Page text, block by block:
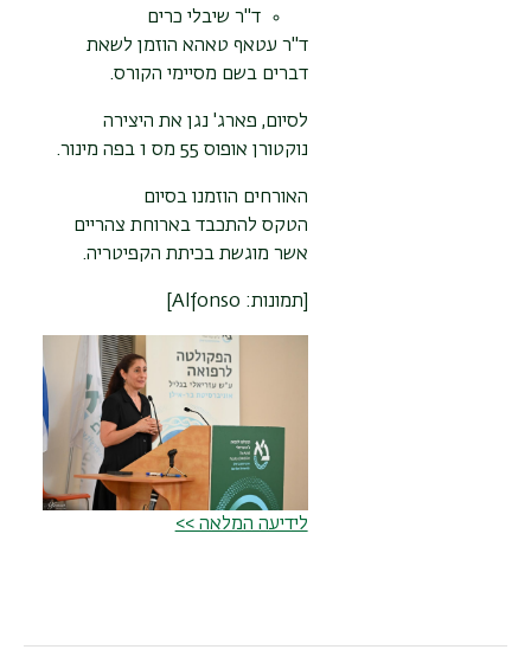
ד"ר שיבלי כרים
ד"ר עטאף טאהא הוזמן לשאת
דברים בשם מסיימי הקורס.
לסיום, פארג' נגן את היצירה
נוקטורן אופוס 55 מס 1 בפה מינור.
האורחים הוזמנו בסיום
הטקס להתכבד בארוחת צהריים
אשר מוגשת בכיתת הקפיטריה.
[תמונות: Alfonso]
לידיעה המלאה >>